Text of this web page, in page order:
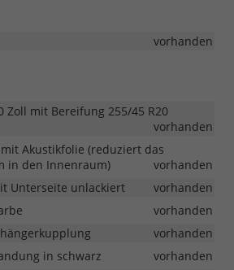
vorhanden
Zoll mit Bereifung 255/45 R20
vorhanden
Akustikfolie (reduziert das
in den Innenraum)
vorhanden
Unterseite unlackiert
vorhanden
vorhanden
vorhanden
in schwarz
vorhanden